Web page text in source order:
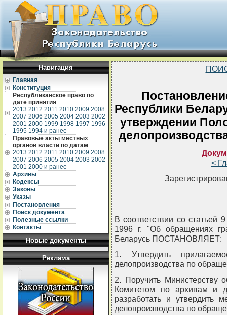
Навигация
Главная
Конституция
Республиканское право по
дате принятия
2013 2012 2011 2010 2009 2008
2007 2006 2005 2004 2003 2002
2001 2000 1999 1998 1997 1996
1995 1994 и ранее
Правовые акты местных
органов власти по датам
2013 2012 2011 2010 2009 2008
2007 2006 2005 2004 2003 2002
2001 2000 и ранее
Архивы
Кодексы
Законы
Указы
Постановления
Поиск документа
Полезные ссылки
Контакты
Новые документы
Реклама
Республики
утверждении
<
В соответствии со статьей
1996 г. "Об обращениях
Беларусь ПОСТАНОВЛЯЕТ:
1. Утвердить
делопроизводства по
2. Поручить Министерству
Комитетом по архивам и
разработать и утвердить
делопроизводства по